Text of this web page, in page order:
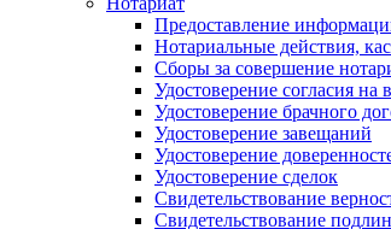
Предоставление
Нотариальные действия,
Сборы за совершение
Удостоверение согласия
Удостоверение брачного
Удостоверение завещаний
Удостоверение
Удостоверение сделок
Свидетельствование
Свидетельствование